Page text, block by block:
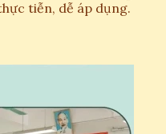
tiễn, dễ áp dụng.